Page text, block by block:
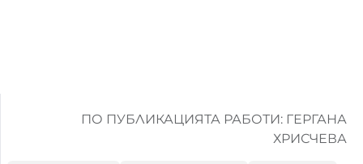
ПО ПУБЛИКАЦИЯТА РАБОТИ: ГЕРГАНА
ХРИСЧЕВА